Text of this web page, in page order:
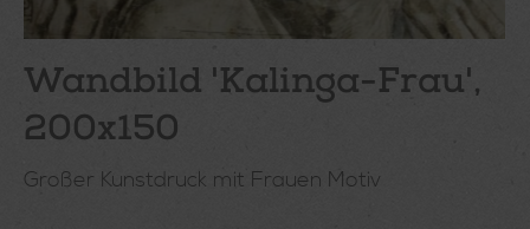
Wandbild 'Kalinga-Frau',
200x150
Großer Kunstdruck mit Frauen Motiv